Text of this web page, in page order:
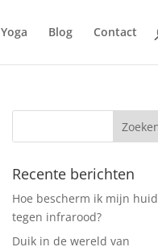
Yoga Blog Contact
Recente berichten
Hoe bescherm ik mijn huid
tegen infrarood?
Duik in de wereld van